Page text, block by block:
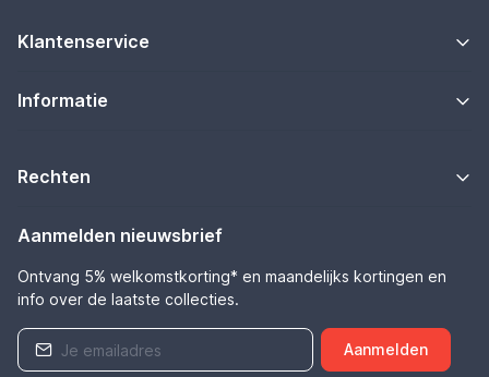
Klantenservice
Informatie
Rechten
Aanmelden nieuwsbrief
Ontvang 5% welkomstkorting* en maandelijks kortingen en
info over de laatste collecties.
Aanmelden